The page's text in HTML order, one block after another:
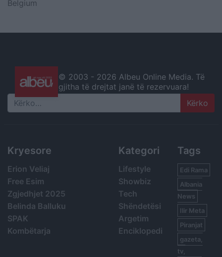
Belgium
© 2003 - 2026 Albeu Online Media. Të
gjitha të drejtat janë të rezervuara!
Search
Kryesore
Erion Veliaj
Free Esim
Zgjedhjet 2025
Belinda Balluku
SPAK
Kombëtarja
Kategori
Lifestyle
Showbiz
Tech
Shëndetësi
Argetim
Enciklopedi
Tags
Edi Rama
Albania
News
Ilir Meta
Piranjat
gazeta,
tv,